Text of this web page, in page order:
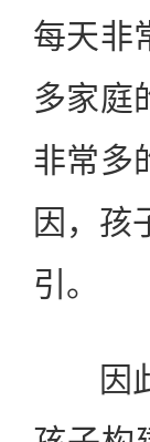
每天非
多家庭
非常多
因，孩
引。
因此